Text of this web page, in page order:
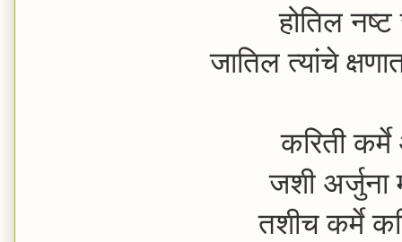
होतिल
जातिल त्यांचे
करिती
जशी
तशीच कर्मे